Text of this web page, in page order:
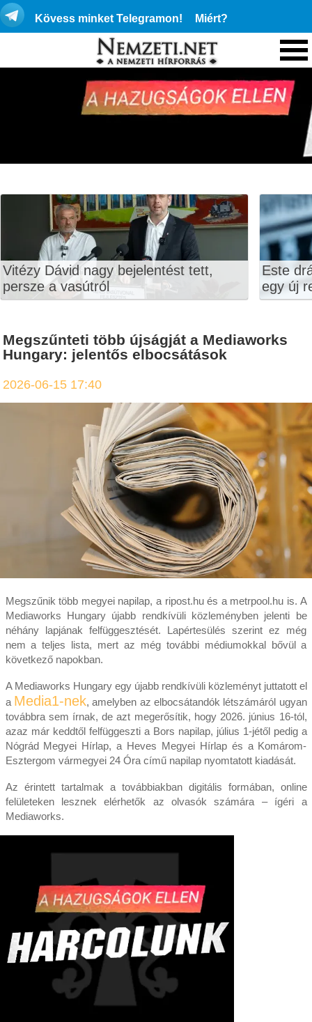
Kövess minket Telegramon! Miért?
Vitézy Dávid nagy bejelentést tett,
persze a vasútról
Este
egy új
Megszűnteti több újságját a Mediaworks
Hungary: jelentős elbocsátások
2026-06-15 17:40
Megszűnik több megyei napilap, a ripost.hu és a metrpool.hu is. A
Mediaworks Hungary újabb rendkívüli közleményben jelenti be
néhány lapjának felfüggesztését. Lapértesülés szerint ez még
nem a teljes lista, mert az még további médiumokkal bővül a
következő napokban.
A Mediaworks Hungary egy újabb rendkívüli közleményt juttatott el
a Media1-nek, amelyben az elbocsátandók létszámáról ugyan
továbbra sem írnak, de azt megerősítik, hogy 2026. június 16-tól,
azaz már keddtől felfüggeszti a Bors napilap, július 1-jétől pedig a
Nógrád Megyei Hírlap, a Heves Megyei Hírlap és a Komárom-
Esztergom vármegyei 24 Óra című napilap nyomtatott kiadását.
Az érintett tartalmak a továbbiakban digitális formában, online
felületeken lesznek elérhetők az olvasók számára – ígéri a
Mediaworks.